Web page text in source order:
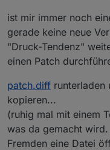
ist mir immer noch
gerade keine neue
"Druck-Tendenz"
einen Patch
patch.diff runterladen
kopieren...
(ruhig mal mit einem
was da gemacht
Fremden eine Datei